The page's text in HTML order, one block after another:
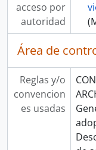
acceso por
autoridad
Área de
Reglas y/o
convencion
es usadas